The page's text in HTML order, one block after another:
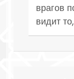
врагов
видит